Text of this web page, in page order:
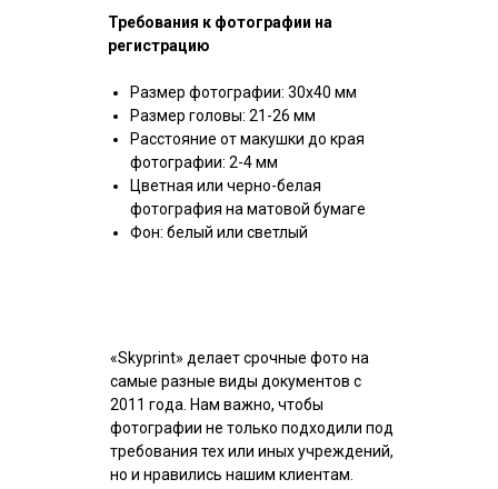
Требования к фотографии на
регистрацию
Размер фотографии: 30х40 мм
Размер головы: 21-26 мм
Расстояние от макушки до края
фотографии: 2-4 мм
Цветная или черно-белая
фотография на матовой бумаге
Фон: белый или светлый
«Skyprint» делает срочные фото на
самые разные виды документов с
2011 года. Нам важно, чтобы
фотографии не только подходили под
требования тех или иных учреждений,
но и нравились нашим клиентам.